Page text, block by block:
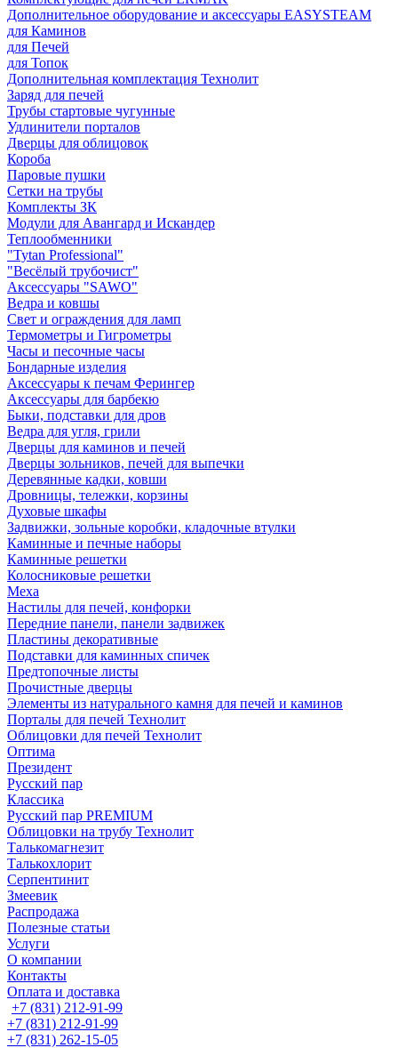
Дополнительное оборудование и аксессуары EASYSTEAM
для Каминов
для Печей
для Топок
Дополнительная комплектация Технолит
Заряд для печей
Трубы стартовые чугунные
Удлинители порталов
Дверцы для облицовок
Короба
Паровые пушки
Сетки на трубы
Комплекты ЗК
Модули для Авангард и Искандер
Теплообменники
"Tytan Professional"
"Весёлый трубочист"
Аксессуары "SAWO"
Ведра и ковшы
Свет и ограждения для ламп
Термометры и Гигрометры
Часы и песочные часы
Бондарные изделия
Аксессуары к печам Ферингер
Аксессуары для барбекю
Быки, подставки для дров
Ведра для угля, грили
Дверцы для каминов и печей
Дверцы зольников, печей для выпечки
Деревянные кадки, ковши
Дровницы, тележки, корзины
Духовые шкафы
Задвижки, зольные коробки, кладочные втулки
Каминные и печные наборы
Каминные решетки
Колосниковые решетки
Меха
Настилы для печей, конфорки
Передние панели, панели задвижек
Пластины декоративные
Подставки для каминных спичек
Предтопочные листы
Прочистные дверцы
Элементы из натурального камня для печей и каминов
Порталы для печей Технолит
Облицовки для печей Технолит
Оптима
Президент
Русский пар
Классика
Русский пар PREMIUM
Облицовки на трубу Технолит
Талькомагнезит
Талькохлорит
Серпентинит
Змеевик
Распродажа
Полезные статьи
Услуги
О компании
Контакты
Оплата и доставка
+7 (831) 212-91-99
+7 (831) 212-91-99
+7 (831) 262-15-05